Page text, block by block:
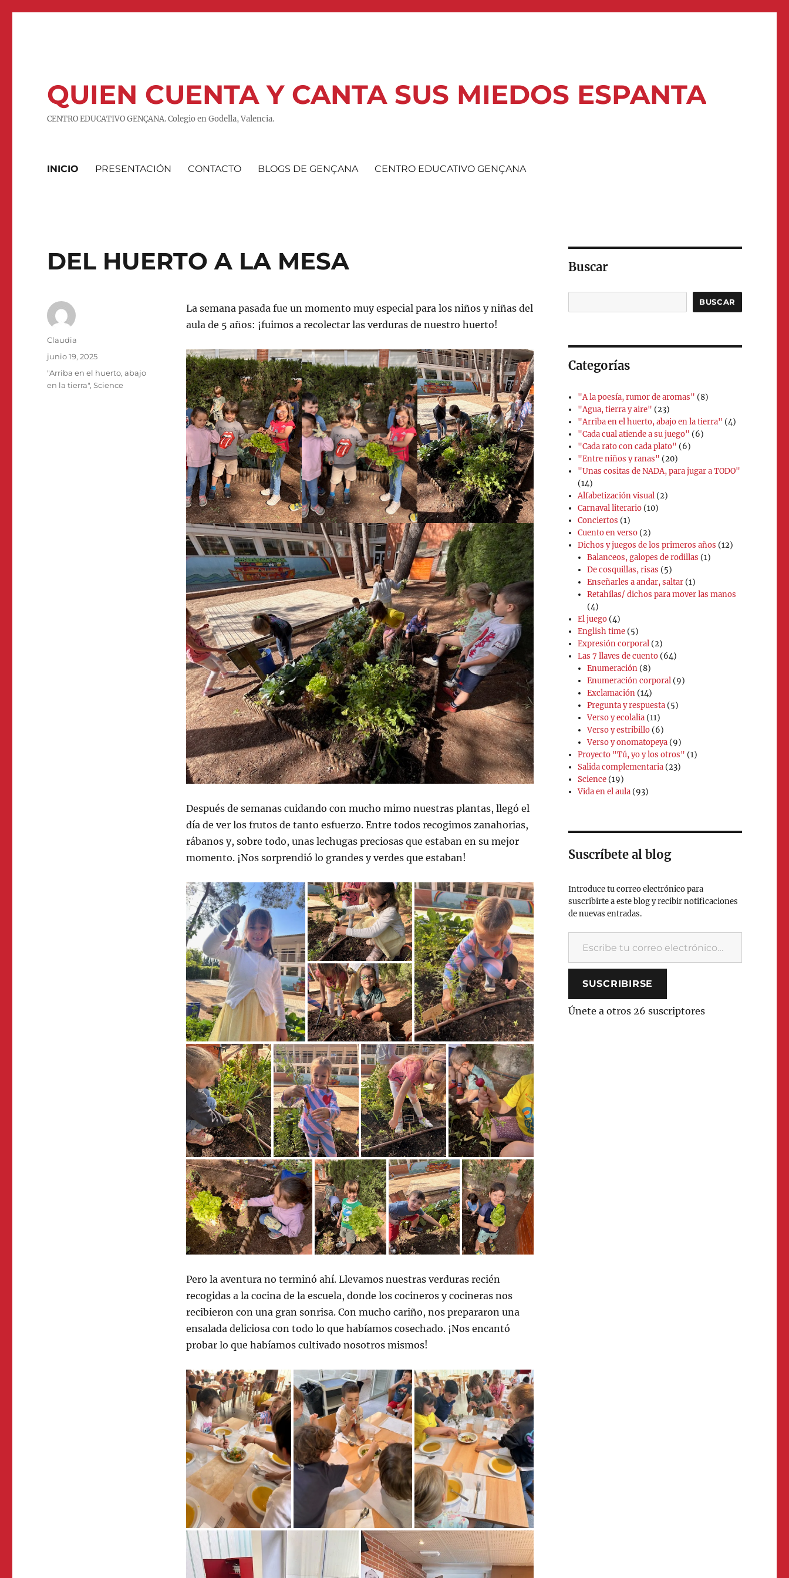
QUIEN CUENTA Y CANTA SUS MIEDOS ESPANTA
CENTRO EDUCATIVO GENÇANA. Colegio en Godella, Valencia.
INICIO PRESENTACIÓN CONTACTO BLOGS DE GENÇANA CENTRO EDUCATIVO GENÇANA
DEL HUERTO A LA MESA
La semana pasada fue un momento muy especial para los niños y niñas del
aula de 5 años: ¡fuimos a recolectar las verduras de nuestro huerto!
Después de semanas cuidando con mucho mimo nuestras plantas, llegó el
día de ver los frutos de tanto esfuerzo. Entre todos recogimos zanahorias,
rábanos y, sobre todo, unas lechugas preciosas que estaban en su mejor
momento. ¡Nos sorprendió lo grandes y verdes que estaban!
Pero la aventura no terminó ahí. Llevamos nuestras verduras recién
recogidas a la cocina de la escuela, donde los cocineros y cocineras nos
recibieron con una gran sonrisa. Con mucho cariño, nos prepararon una
ensalada deliciosa con todo lo que habíamos cosechado. ¡Nos encantó
probar lo que habíamos cultivado nosotros mismos!
Autor
Claudia
Publicado
junio 19, 2025
Categorías
"Arriba en el huerto, abajo
en la tierra",Science
Buscar
BUSCAR
Categorías
"A la poesía, rumor de aromas" (8)
"Agua, tierra y aire" (23)
"Arriba en el huerto, abajo en la tierra" (4)
"Cada cual atiende a su juego" (6)
"Cada rato con cada plato" (6)
"Entre niños y ranas" (20)
"Unas cositas de NADA, para jugar a TODO"
(14)
Alfabetización visual (2)
Carnaval literario (10)
Conciertos (1)
Cuento en verso (2)
Dichos y juegos de los primeros años (12)
Balanceos, galopes de rodillas (1)
De cosquillas, risas (5)
Enseñarles a andar, saltar (1)
Retahílas/ dichos para mover las manos
(4)
El juego (4)
English time (5)
Expresión corporal (2)
Las 7 llaves de cuento (64)
Enumeración (8)
Enumeración corporal (9)
Exclamación (14)
Pregunta y respuesta (5)
Verso y ecolalia (11)
Verso y estribillo (6)
Verso y onomatopeya (9)
Proyecto "Tú, yo y los otros" (1)
Salida complementaria (23)
Science (19)
Vida en el aula (93)
Suscríbete al blog
Introduce tu correo electrónico para
suscribirte a este blog y recibir notificaciones
de nuevas entradas.
Escribe tu correo electrónico…
SUSCRIBIRSE
Únete a otros 26 suscriptores